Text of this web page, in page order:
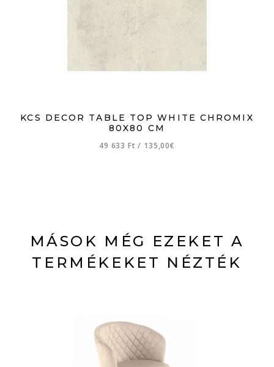
KCS DECOR TABLE TOP WHITE CHROMIX
80X80 CM
49 633 Ft/ 135,00€
MÁSOK MÉG EZEKET A
TERMÉKEKET NÉZTÉK